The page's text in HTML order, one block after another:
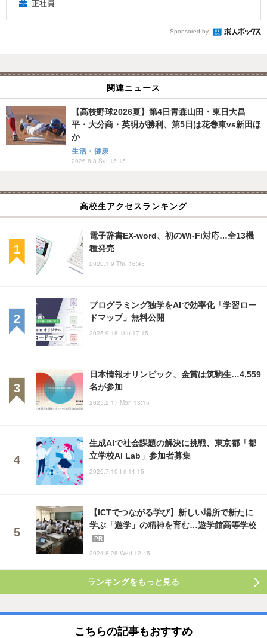
正社員
Sponsored by
関連ニュース
【高校野球2026夏】第4日青森山田・東日大昌
平・大分商・英明が勝利、第5日は花巻東vs新田ほ
か
生活・健康
2026.8.8 Sat 15:15
高校生アクセスランキング
電子辞書EX-word、初のWi-Fi対応…全13機
種発売
2020.1.9 Thu 16:45
プログラミング独学をAIで効率化「学習ロー
ドマップ」無料公開
2025.9.18 Thu 17:15
日本情報オリンピック、金賞は筑駒生…4,559
名が参加
2025.2.17 Mon 13:15
生成AIで社会課題の解決に挑戦、東京都「都
立学校AI Lab」参加者募集
2026.7.10 Fri 14:15
【ICTでつながる学び】新しい場所で新たに
学ぶ「遊学」の精神を育む…遊学館高等学校
PR
2024.8.28 Wed 12:45
ランキングをもっと見る
こちらの記事もおすすめ